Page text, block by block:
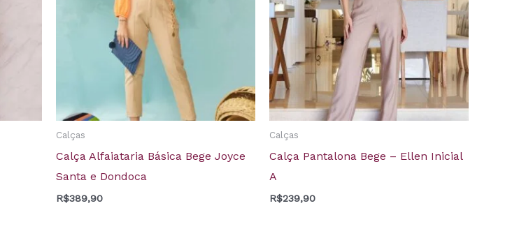
Calças
Calça Alfaiataria Básica Bege Joyce
Santa e Dondoca
R$389,90
Calças
Calça Pantalona Bege – Ellen Inicial
A
R$239,90